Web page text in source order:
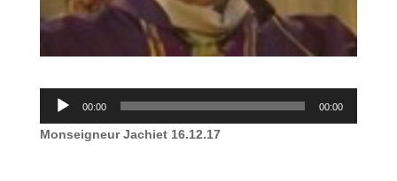
Lecteur
00:00 00:00
Monseigneur Jachiet 16.12.17